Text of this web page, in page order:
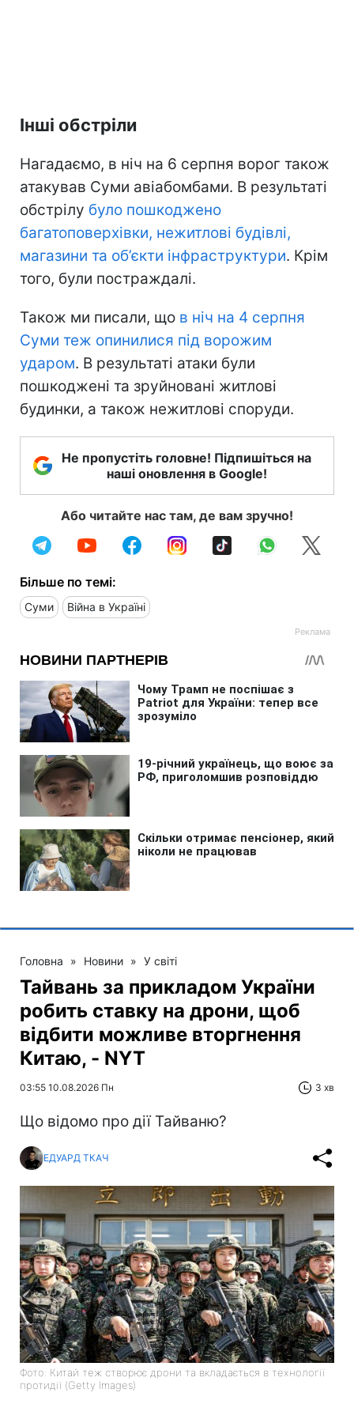
Інші обстріли
Нагадаємо, в ніч на 6 серпня ворог також
атакував Суми авіабомбами. В результаті
обстрілу було пошкоджено
багатоповерхівки, нежитлові будівлі,
магазини та об’єкти інфраструктури. Крім
того, були постраждалі.
Також ми писали, що в ніч на 4 серпня
Суми теж опинилися під ворожим
ударом. В результаті атаки були
пошкоджені та зруйновані житлові
будинки, а також нежитлові споруди.
Не пропустіть головне! Підпишіться на
наші оновлення в Google!
Або читайте нас там, де вам зручно!
Більше по темі:
Суми Війна в Україні
Головна » Новини » У світі
Тайвань за прикладом України
робить ставку на дрони, щоб
відбити можливе вторгнення
Китаю, - NYT
03:55 10.08.2026 Пн 3 хв
Що відомо про дії Тайваню?
ЕДУАРД ТКАЧ
Фото: Китай теж створює дрони та вкладається в технології
протидії (Getty Images)